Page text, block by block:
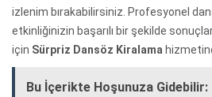
izlenim bırakabilirsiniz. Profesyonel
etkinliğinizin başarılı bir şekilde
için Sürpriz Dansöz Kiralama
Bu İçerikte Hoşunuza Gidebilir: